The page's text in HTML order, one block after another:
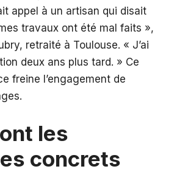
appel à un artisan qui disait
travaux ont été mal faits »,
retraité à Toulouse. « J’ai
deux ans plus tard. » Ce
freine l’engagement de
les
concrets